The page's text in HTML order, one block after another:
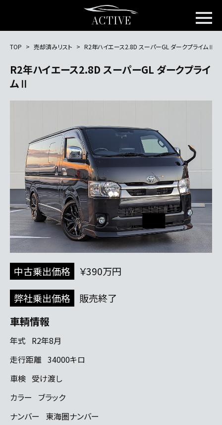
ACTIVE
TOP 売却済みリスト R2年ハイエース2.8D スーパーGL ダークプライムⅡ
R2年ハイエース2.8D スーパーGL ダークプライ
ムⅡ
中古乗出価格
￥390万円
弊社乗出価格
販売終了
車輌情報
年式 R2年8月
走行距離 34000キロ
車検 受け渡し
カラー
ブラック
ナンバー
東海圏ナンバー